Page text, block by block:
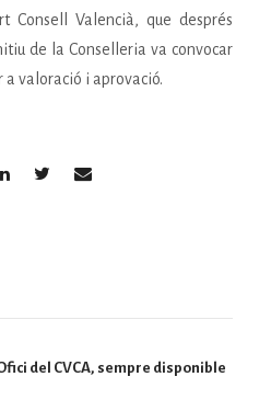
Consell Valencià, que després
de la Conselleria va convocar
valoració i aprovació.
del CVCA, sempre disponible